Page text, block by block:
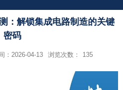
：解锁集成电路制造的关键
密码
：2026-04-13 浏览次数： 135